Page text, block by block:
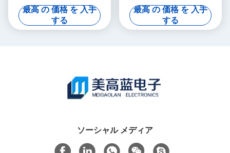
35V 1.4A 100W
最高 の 価格 を 入手
する
E3646A
最高 の 価格 を 入手
する
ソーシャル メディア